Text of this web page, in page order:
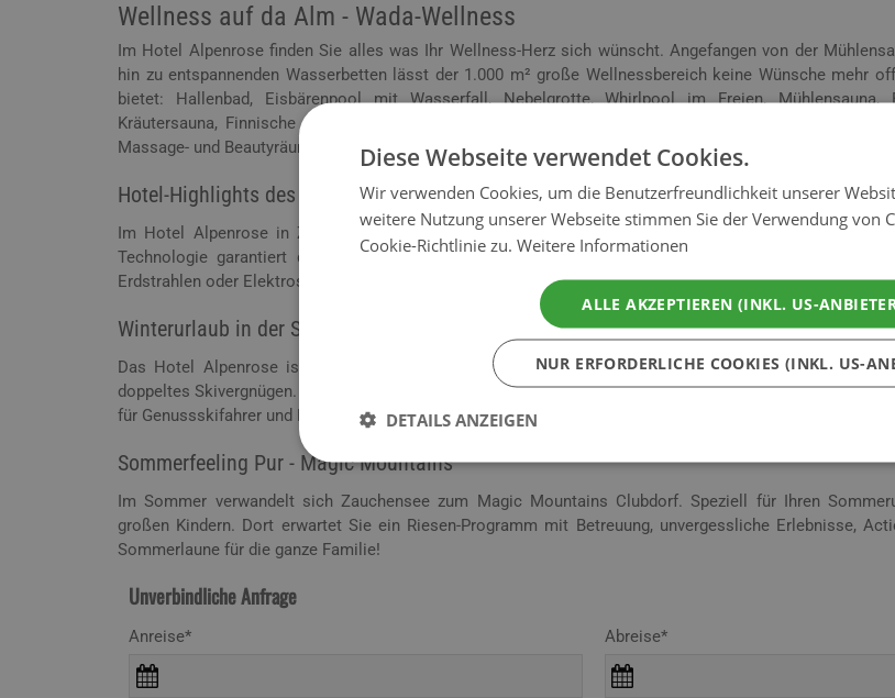
Wellness auf da Alm - Wada-Wellness
Im Hotel Alpenrose finden Sie alles was Ihr Wellness-Herz sich wünscht. Angefangen von der
hin zu entspannenden Wasserbetten lässt der 1.000 m² große Wellnessbereich keine Wünsche mehr
bietet: Hallenbad, Eisbärenpool mit Wasserfall, Nebelgrotte, Whirlpool im Freien, Mühlensauna,
Kräutersauna, Finnische Zirben Sauna, Aroma Dampfkabinen, Infrarotkabine Ruheräume, eine
Massage- und Beautyräume sowie eine große Sonnenterrasse.
Hotel-Highlights des alpinen Wellnesshotels
Im Hotel Alpenrose in Zauchensee wird sehr auf Ihr Wohlbefinden & Ihre Gesundheit geschaut.
Technologie garantiert das Wellnesshotel ein ganz besonderes Raumklima, Freiheit von Störzonen
Erdstrahlen oder Elektrosmogs.
Winterurlaub in der Salzburger Sportwelt live erleben
Das Hotel Alpenrose ist nur einen Steinwurf von der Piste entfernt. Das Ferienparadies Altenmarkt-
doppeltes Skivergnügen. Zauchensee/ Flachauwinkl/ Kleinarl bietet Ihnen 108 sportliche Pisten-Kilometer
für Genussskifahrer und Familien.
Sommerfeeling Pur - Magic Mountains
Im Sommer verwandelt sich Zauchensee zum Magic Mountains Clubdorf. Speziell für Ihren
großen Kindern. Dort erwartet Sie ein Riesen-Programm mit Betreuung, unvergessliche Erlebnisse,
Sommerlaune für die ganze Familie!
Unverbindliche Anfrage
Anreise* Abreise*
Diese Webseite verwendet Cookies.
Wir verwenden Cookies, um die Benutzerfreundlichkeit unserer
weitere Nutzung unserer Webseite stimmen Sie der Verwendung von
Cookie-Richtlinie zu. Weitere Informationen
ALLE AKZEPTIEREN (INKL. US-
NUR ERFORDERLICHE COOKIES (INKL. US-
DETAILS ANZEIGEN